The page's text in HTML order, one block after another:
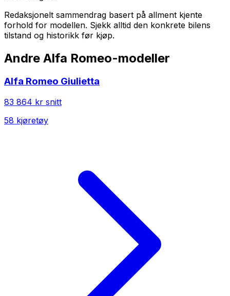
Redaksjonelt sammendrag basert på allment kjente
forhold for modellen. Sjekk alltid den konkrete bilens
tilstand og historikk før kjøp.
Andre Alfa Romeo-modeller
Alfa Romeo Giulietta
83 864 kr snitt
58 kjøretøy